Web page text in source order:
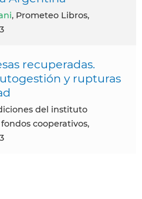
, Prometeo Libros,
recuperadas.
y rupturas
del instituto
cooperativos,